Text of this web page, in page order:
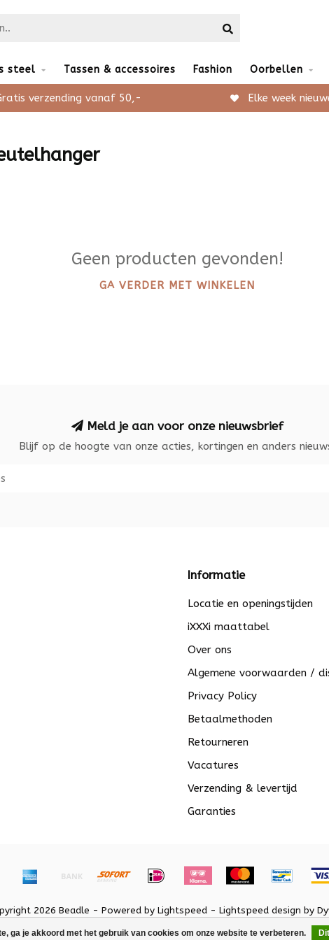
steel Tassen & accessoires Fashion Oorbellen
verzending vanaf 50,- Elke week
Geen producten gevonden!
GA VERDER MET WINKELEN
ga je akkoord met het gebruik van cookies om onze website te verbeteren.
Meld je aan voor onze nieuwsbrief
Blijf op de hoogte van onze acties, kortingen en anders
Informatie
Locatie en openingstijden
iXXXi maattabel
Over ons
Algemene voorwaarden /
Privacy Policy
Betaalmethoden
Retourneren
Vacatures
Verzending & levertijd
Garanties
2026 Beadle - Powered by Lightspeed - Lightspeed design by